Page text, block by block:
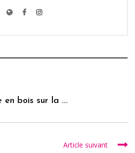
en bois sur la ...
Article suivant